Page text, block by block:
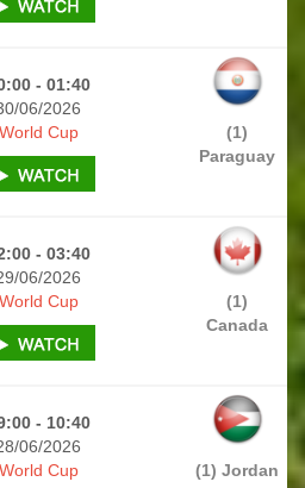
- 01:40
06/2026
(1)
Paraguay
World Cup
- 03:40
06/2026
(1)
Canada
World Cup
- 10:40
06/2026
(1) Jordan
World Cup